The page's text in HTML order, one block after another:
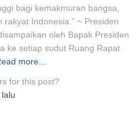
bagi kemakmuran bangsa,
Indonesia.” ~ Presiden
oleh Bapak Presiden
ke setiap sudut Ruang Rapat
more…
for this post?